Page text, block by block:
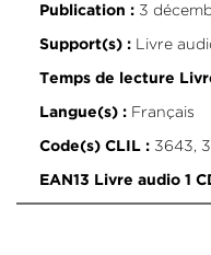
Publication :3
Support(s) :Livre
Temps de lecture
Langue(s) :Français
Code(s) CLIL :3643,
EAN13 Livre audio 1